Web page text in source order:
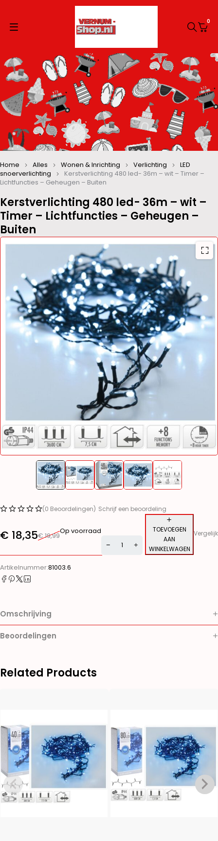
0
Kerstverlichting 480 led- 36m – wit –
Timer – Lichtfuncties – Geheugen –
Buiten
Home Alles Wonen & Inrichting Verlichting
LED
snoerverlichting
Kerstverlichting 480 led- 36m – wit – Timer –
Lichtfuncties – Geheugen – Buiten
(0 Beoordelingen) Schrijf een beoordeling
€19,99
€ 18,35 Op voorraad
TOEVOEGEN
AAN
WINKELWAGEN
Alternative:
Vergelijk
Artikelnummer:81003.6
Omschrijving
Beoordelingen
Related Products